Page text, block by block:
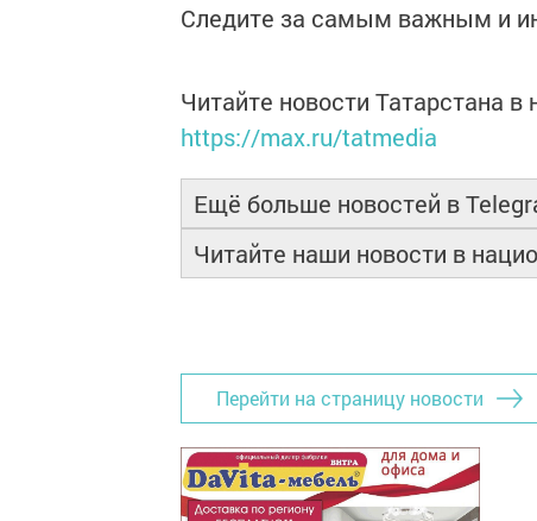
Следите за самым важным и
Читайте новости Татарстана
https://max.ru/tatmedia
Ещё больше новостей в
Читайте наши новости в
Перейти на страницу новости